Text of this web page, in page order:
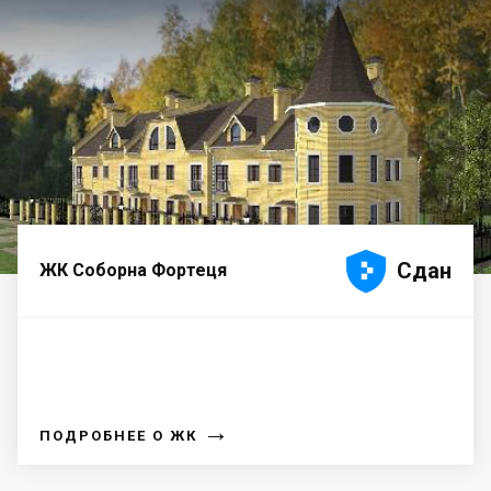
ЖК Соборна Фортеця 



 Сдан
ПОДРОБНЕЕ О ЖК →